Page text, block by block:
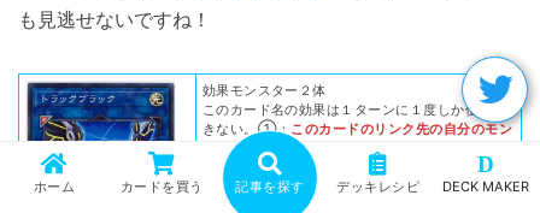
も見逃せないですね！
効果モンスター２体
このカード名の効果は１ターンに１度しか使用で
きない。①： このカードのリンク先の自分のモン
スター１体を対象として発動できる。このター
ン、そのモンスターが戦闘で相手モンスターを破
壊する度に、自分はデッキから１枚ドローする。
ホーム カードを買う 記事を探す デッキレシピ
D
DECK MAKER